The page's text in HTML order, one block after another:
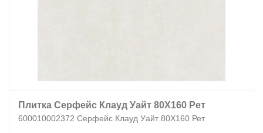
Плитка Серфейс Клауд Уайт 80X160 Рет
600010002372 Серфейс Клауд Уайт 80X160 Рет